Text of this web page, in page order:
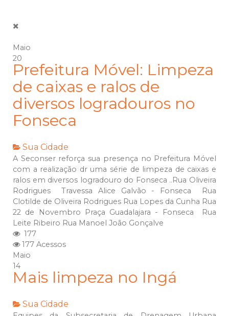
Maio
20
Prefeitura Móvel: Limpeza
de caixas e ralos de
diversos logradouros no
Fonseca
Sua Cidade
A Seconser reforça sua presença no Prefeitura Móvel
com a realização dr uma série de limpeza de caixas e
ralos em diversos logradouro do Fonseca ..Rua Oliveira
Rodrigues Travessa Alice Galvão - Fonseca Rua
Clotilde de Oliveira Rodrigues Rua Lopes da Cunha Rua
22 de Novembro Praça Guadalajara - Fonseca Rua
Leite Ribeiro Rua Manoel João Gonçalve
177
177 Acessos
Maio
14
Mais limpeza no Ingá
Sua Cidade